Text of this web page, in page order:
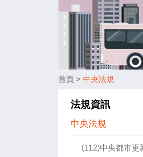
首頁 > 中央法規
法規資訊
中央法規
(112)中央都市更